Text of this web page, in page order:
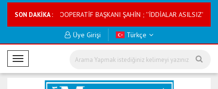
SON DAKİKA :
YAPACAK KOOPERATİF BAŞKANI ŞAHİN ; ''İDDİALAR ASILSIZ'' DEDİ
Üye Girişi Türkçe
M
o